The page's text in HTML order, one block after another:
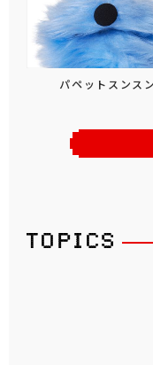
パペットスンスン